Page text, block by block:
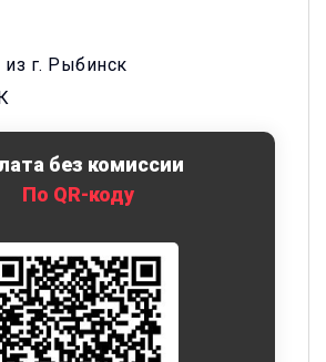
г. Рыбинск
без комиссии
По QR-коду